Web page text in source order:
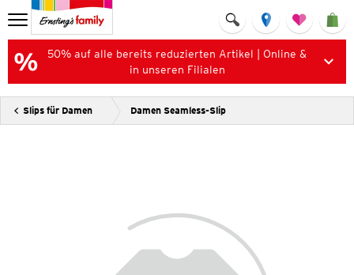
50% auf alle bereits reduzierten Artikel | Online &
in unseren Filialen
Slips für Damen Damen Seamless-Slip